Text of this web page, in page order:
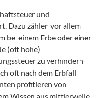
und
Dazu zählen vor allem
bei einem Erbe oder einer
(oft hohe)
zu verhindern
oft nach dem Erbfall
profitieren von
Wissen aus mittlerweile